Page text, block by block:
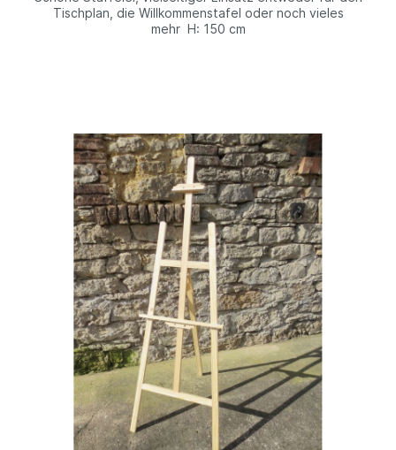
Tischplan, die Willkommenstafel oder noch vieles
mehr H: 150 cm